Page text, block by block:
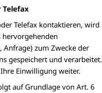
Telefax
Telefax kontaktieren, wird
Anfrage) zum Zwecke der
gespeichert und verarbeitet.
Einwilligung weiter.
auf Grundlage von Art. 6